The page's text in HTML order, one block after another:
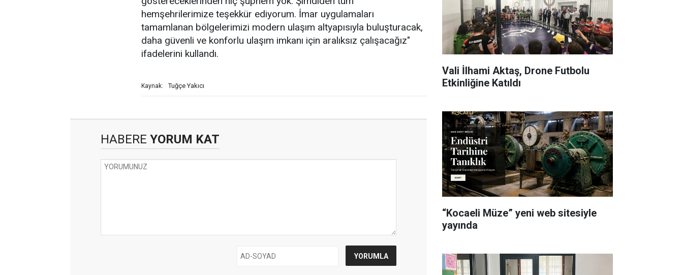
hemşehrilerimize teşekkür ediyorum. İmar uygulamaları
tamamlanan bölgelerimizi modern ulaşım altyapısıyla buluşturacak,
daha güvenli ve konforlu ulaşım imkanı için aralıksız çalışacağız"
ifadelerini kullandı.
Kaynak: Tuğçe Yakıcı
HABERE YORUM KAT
Vali İlhami Aktaş, Drone Futbolu
Etkinliğine Katıldı
“Kocaeli Müze” yeni web sitesiyle
yayında